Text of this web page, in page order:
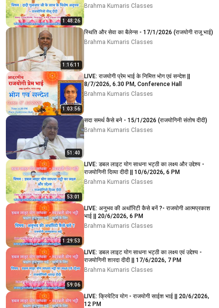
1:48:26
Brahma Kumaris Classes
1:16:11
स्थिति और सेवा का बैलेन्स - 17/1/2026 (राजयोगी राजू भाई)
Brahma Kumaris Classes
1:03:56
LIVE: राजयोगी प्रेम भाई के निमित्त भोग एवं सन्देश ||
8/7/2026, 6.30 PM, Conference Hall
Brahma Kumaris Classes
51:40
सदा समर्थ कैसे बने - 15/1/2026 (राजयोगिनी संतोष दीदी)
Brahma Kumaris Classes
53:01
LIVE: डबल लाइट योग साधना भट्ठी का लक्ष्य और उद्देश्य -
राजयोगिनी दिव्या दीदी || 10/6/2026, 6 PM
Brahma Kumaris Classes
1:29:53
LIVE: अनुभव की अथॉरिटी कैसे बनें ?- राजयोगी आत्मप्रकाश
भाई || 20/6/2026, 6 PM
Brahma Kumaris Classes
59:06
LIVE: डबल लाइट योग साधना भट्ठी का लक्ष्य एवं उद्देश्य -
राजयोगिनी शारदा दीदी || 17/6/2026, 7 PM
Brahma Kumaris Classes
LIVE: क्रियेटिव योग - राजयोगी साईश भाई || 20/6/2026,
12 PM